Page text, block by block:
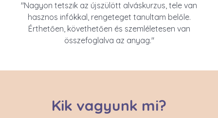
"Nagyon tetszik az újszülött alváskurzus, tele van
hasznos infókkal, rengeteget tanultam belőle.
Érthetően, követhetően és szemléletesen van
összefoglalva az anyag."
Kik vagyunk mi?